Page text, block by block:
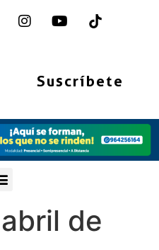
Suscríbete
de